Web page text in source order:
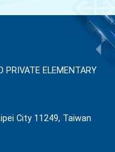
ELEMENTARY
City 11249, Taiwan